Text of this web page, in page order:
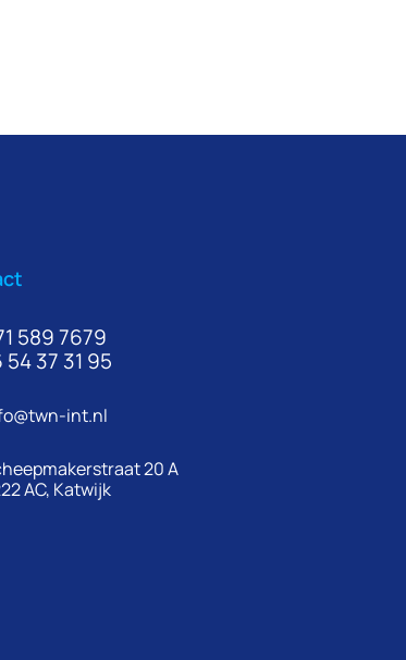
589 7679
54 37 31 95
int.nl
20 A
AC, Katwijk